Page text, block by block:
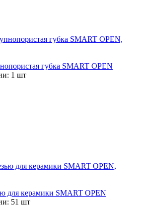
губка SMART OPEN
1 шт
для керамики SMART OPEN
51 шт